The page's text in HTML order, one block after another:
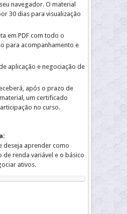
navegador. O material
30 dias para visualização
em PDF com todo o
para acompanhamento e
aplicação e negociação de
após o prazo de
um certificado
no curso.
deseja aprender como
de renda variável e o básico
ativos.